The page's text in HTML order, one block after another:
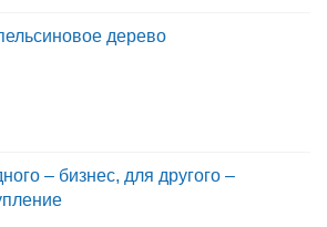
дерево
– бизнес, для другого –